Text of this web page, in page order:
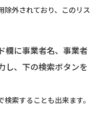
外されており、このリス
欄に事業者名、事業者
し、下の検索ボタンを
索することも出来ます。